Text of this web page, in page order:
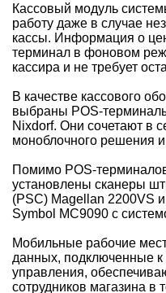
Кассовый модуль
работу даже в случае
кассы. Информация о
терминал в фоновом
кассира и не требует
В качестве кассового
выбраны POS-
Nixdorf. Они сочетают в
моноблочного решения
Помимо POS-
установлены сканеры
(PSC) Magellan 2200VS
Symbol MC9090 с
Мобильные рабочие
данных, подключенные к
управления,
сотрудников магазина в